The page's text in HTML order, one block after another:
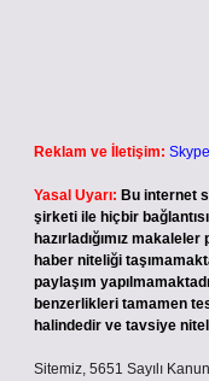
Reklam ve İletişim:
Yasal Uyarı: Bu internet
şirketi ile hiçbir
hazırladığımız
haber niteliği
paylaşım
benzerlikleri tamamen
halindedir ve tavsiye
Sitemiz, 5651 Sayılı